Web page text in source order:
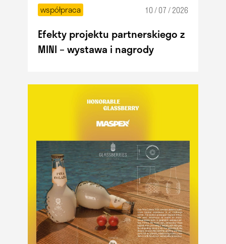
współpraca 10 / 07 / 2026
Efekty projektu partnerskiego z
MINI – wystawa i nagrody